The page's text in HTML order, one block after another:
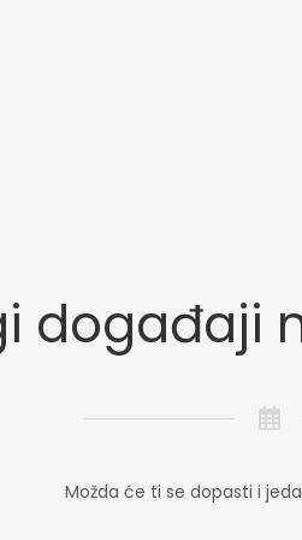
događaji
Možda će ti se dopasti i